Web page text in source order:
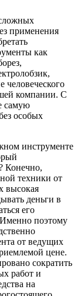
применения
как
человеческого
компании. С
самую
особых
инструменте
Конечно,
техники от
высокая
деньги в
его
поэтому
от ведущих
цене.
сократить
работ и
на